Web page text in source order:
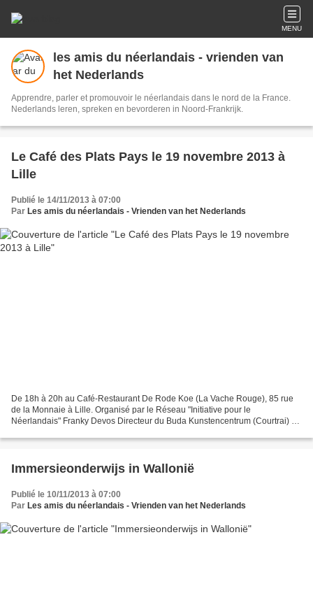
MENU
les amis du néerlandais - vrienden van
het Nederlands
Apprendre, parler et promouvoir le néerlandais dans le nord de la France.
Nederlands leren, spreken en bevorderen in Noord-Frankrijk.
Le Café des Plats Pays le 19 novembre 2013 à
Lille
Publié le 14/11/2013 à 07:00
Par Les amis du néerlandais - Vrienden van het Nederlands
De 18h à 20h au Café-Restaurant De Rode Koe (La Vache Rouge), 85 rue
de la Monnaie à Lille. Organisé par le Réseau "Initiative pour le
Néerlandais" Franky Devos Directeur du Buda Kunstencentrum (Courtrai) et
Immersieonderwijs in Wallonië
Publié le 10/11/2013 à 07:00
Par Les amis du néerlandais - Vrienden van het Nederlands